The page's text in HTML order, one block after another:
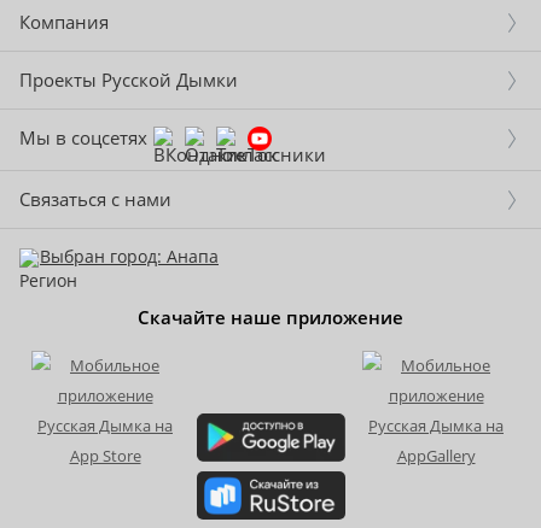
Компания
Проекты Русской Дымки
Мы в соцсетях
Связаться с нами
Выбран город: Анапа
Скачайте наше приложение